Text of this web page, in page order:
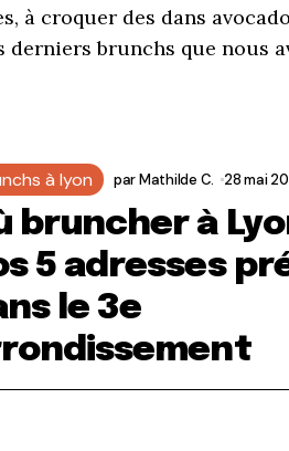
à croquer des dans
brunchs que nous
à lyon parMathilde C. 28 mai
bruncher à
5 adresses
le 3e